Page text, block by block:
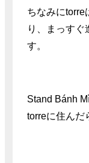
ちなみにtorre
り、まっすぐ
す。
Stand Bánh
torreに住んだ